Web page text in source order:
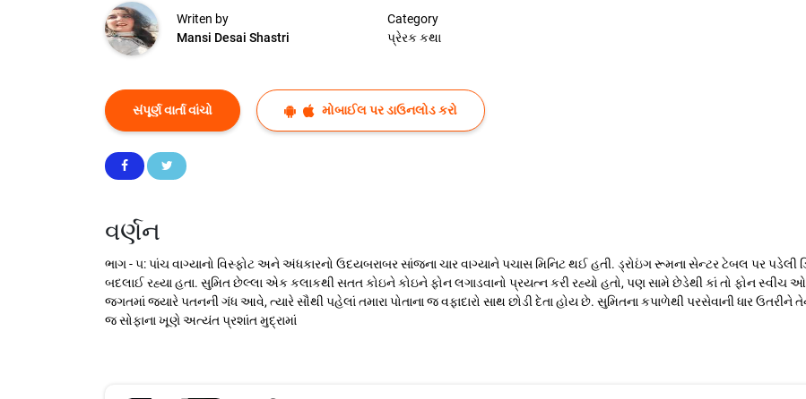
Writen by
Mansi Desai Shastri
Category
પ્રેરક કથા
સંપૂર્ણ વાર્તા વાંચો મોબાઈલ પર ડાઉનલોડ કરો
વર્ણન
ભાગ - ૫: પાંચ વાગ્યાનો વિસ્ફોટ અને અંધકારનો ઉદયબરાબર સાંજના ચાર વાગ્યાને પચાસ મિનિટ થઈ હતી. ડ્રોઇંગ રૂમના સેન્ટર ટેબલ પર
બદલાઈ રહ્યા હતા. સુમિત છેલ્લા એક કલાકથી સતત કોઇને કોઇને ફોન લગાડવાનો પ્રયત્ન કરી રહ્યો હતો, પણ સામે છેડેથી કાં તો ફોન
જગતમાં જ્યારે પતનની ગંધ આવે, ત્યારે સૌથી પહેલાં તમારા પોતાના જ વફાદારો સાથ છોડી દેતા હોય છે. સુમિતના કપાળેથી પરસેવાની ધાર ઉતરીને
જ સોફાના ખૂણે અત્યંત પ્રશાંત મુદ્રામાં